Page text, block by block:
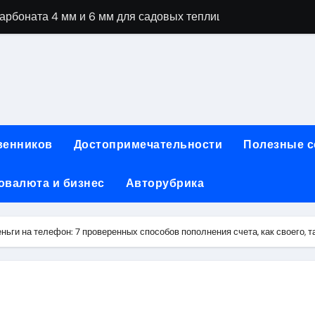
4 мм и 6 мм для садовых теплиц
алгоритмы работы, интерфейсы и совместимость
чемоданов разных производителей: характеристики и
за 5 минут без верификации и банков с пополнением в
и офисы продаж: контакты, адреса и режим работы
Достопримечательности Полезные
и бизнес Авторубрика
на телефон: 7 проверенных способов пополнения счета, как своего,